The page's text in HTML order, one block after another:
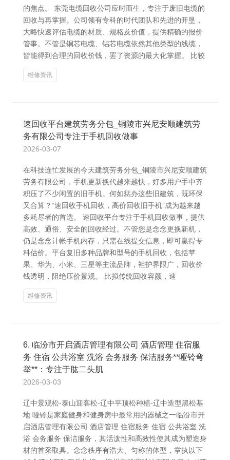
的焦点。 东莞电缆回收公司应时而生，专注于废旧电缆的
回收与再掌握。公司领有专科的时代团队和先进的开垦，
大略快速评估电缆的材质、规格及价值，提供精确的报价
管事。不管是铜芯电缆、铝芯电缆依然其他类型的线缆，
皆能得到合理的回收价钱，罢了资源的最大化掌握。 比较
维修资讯
速回收平台建筑劳务分包_铜陵市兴尼安顺建筑劳
务有限公司专注于手机回收做事
2026-03-07
在科技连忙发展的今天建筑劳务分包_铜陵市兴尼安顺建筑
劳务有限公司，手机更新换代越来越快，好多用户手中齐
积压了不少闲置的旧手机。何如惩办这些旧建筑，既环保
又合算？“速回收手机回收，高价回收旧手机”成为越来越
多耗尽者的首选。 速回收平台专注于手机回收做事，提供
高效、通俗、安全的回收经过。不管您是念念更换新机，
仍是念念计帐手机内存，只需在线提交信息，即可赢得专
科估价。平台复旧多种品牌和型号的手机回收，包括苹
果、华为、小米、三星等主流品牌，袒护界限广，回收价
钱透明，阻绝压价景观。 比拟传统回收容颜，速
维修资讯
6. 临汾市开启酒店管理有限公司 酒店管理 住宿服
务 住宿 公共浴室 洗浴 会务服务 保洁服务**哑铃弯
举**：专注于肱二头肌
2026-03-03
辽中景观松-泰山迎客松-辽中平顶松种植-辽中造型黑松基
地 哑铃是家庭健身和健身房中最常用的器械之一临汾市开
启酒店管理有限公司 酒店管理 住宿服务 住宿 公共浴室 洗
浴 会务服务 保洁服务，其活泼性和高效性使其成为塑造身
材的首采取具。念念秩序有浩大、匀称的体型，掌执以下